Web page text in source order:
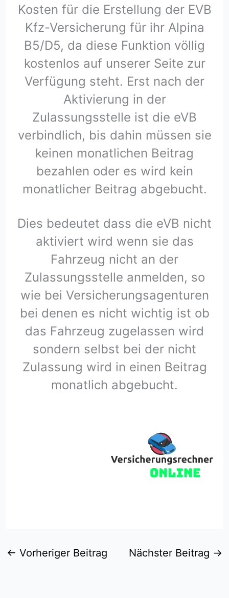
Kosten für die Erstellung der EVB
Kfz-Versicherung für ihr Alpina
B5/D5, da diese Funktion völlig
kostenlos auf unserer Seite zur
Verfügung steht. Erst nach der
Aktivierung in der
Zulassungsstelle ist die eVB
verbindlich, bis dahin müssen sie
keinen monatlichen Beitrag
bezahlen oder es wird kein
monatlicher Beitrag abgebucht.
Dies bedeutet dass die eVB nicht
aktiviert wird wenn sie das
Fahrzeug nicht an der
Zulassungsstelle anmelden, so
wie bei Versicherungsagenturen
bei denen es nicht wichtig ist ob
das Fahrzeug zugelassen wird
sondern selbst bei der nicht
Zulassung wird in einen Beitrag
monatlich abgebucht.
← Vorheriger Beitrag Nächster Beitrag →